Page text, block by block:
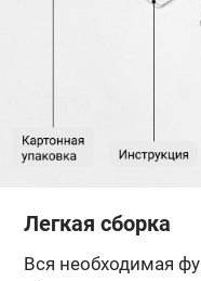
Легкая сборка
Вся необходимая